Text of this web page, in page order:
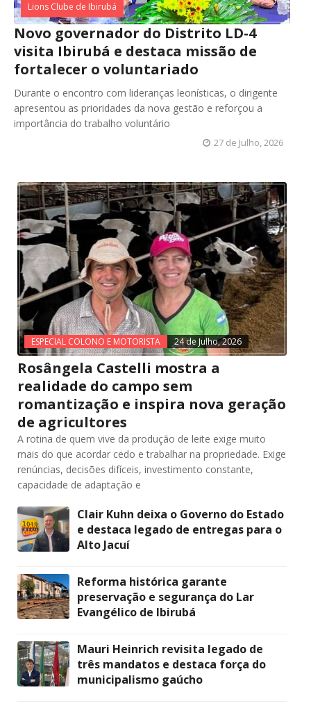
Lions Clube de Ibirubá
Novo governador do Distrito LD-4
visita Ibirubá e destaca missão de
fortalecer o voluntariado
Durante o encontro com lideranças leonísticas, o dirigente
apresentou as prioridades da nova gestão e reforçou a
importância do trabalho voluntário
27 de Julho, 2026
ESPECIAL COLONO E MOTORISTA 24 de Julho, 2026
Rosângela Castelli mostra a
realidade do campo sem
romantização e inspira nova geração
de agricultores
A rotina de quem vive da produção de leite exige muito
mais do que acordar cedo e trabalhar na propriedade. Exige
renúncias, decisões difíceis, investimento constante,
capacidade de adaptação e
Clair Kuhn deixa o Governo do Estado
e destaca legado de entregas para o
Alto Jacuí
Reforma histórica garante
preservação e segurança do Lar
Evangélico de Ibirubá
Mauri Heinrich revisita legado de
três mandatos e destaca força do
municipalismo gaúcho